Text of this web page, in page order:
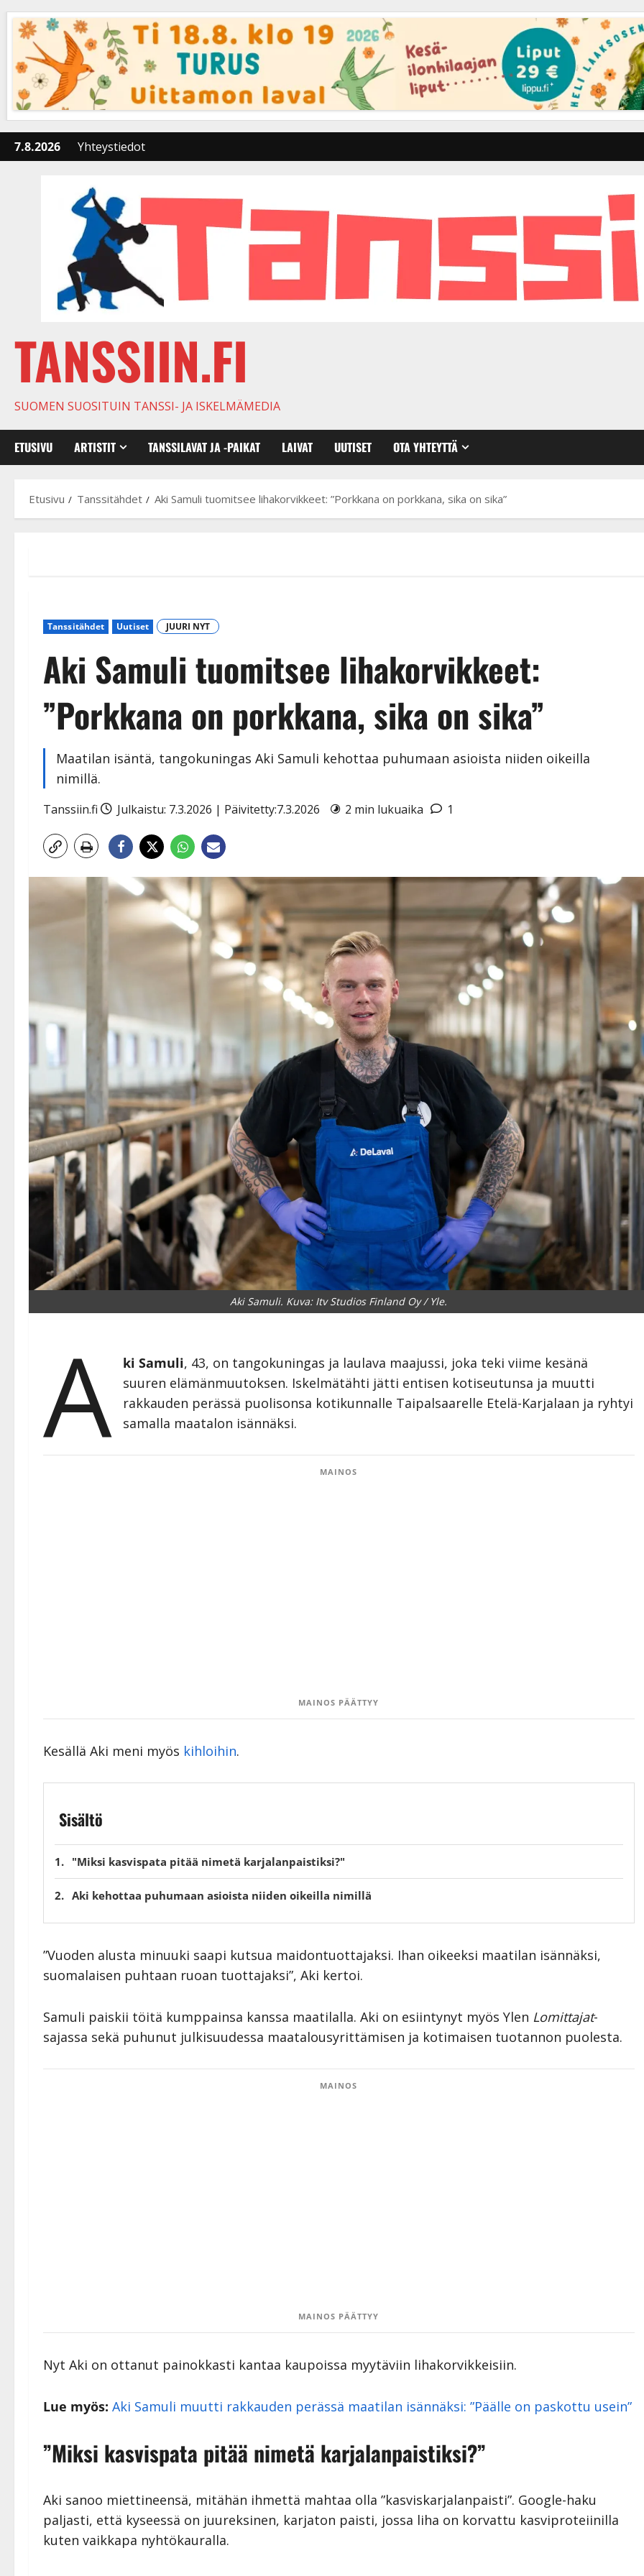
content
7.8.2026 Yhteystiedot
TANSSIIN.FI
SUOMEN SUOSITUIN TANSSI- JA ISKELMÄMEDIA
ETUSIVU ARTISTIT TANSSILAVAT JA -PAIKAT LAIVAT UUTISET OTA YHTEYTTÄ
Etusivu Tanssitähdet Aki Samuli tuomitsee lihakorvikkeet: ”Porkkana on porkkana, sika on sika”
Tanssitähdet Uutiset JUURI NYT
Aki Samuli tuomitsee lihakorvikkeet:
”Porkkana on porkkana, sika on sika”
Maatilan isäntä, tangokuningas Aki Samuli kehottaa puhumaan asioista niiden oikeilla
nimillä.
Tanssiin.fi Julkaistu: 7.3.2026 | Päivitetty:7.3.2026 2 min lukuaika 1
Aki Samuli. Kuva: Itv Studios Finland Oy / Yle.
A ki Samuli, 43, on tangokuningas ja laulava maajussi, joka teki viime kesänä
suuren elämänmuutoksen. Iskelmätähti jätti entisen kotiseutunsa ja muutti
rakkauden perässä puolisonsa kotikunnalle Taipalsaarelle Etelä-Karjalaan ja ryhtyi
samalla maatalon isännäksi.
MAINOS
MAINOS PÄÄTTYY
Kesällä Aki meni myös kihloihin.
Sisältö
"Miksi kasvispata pitää nimetä karjalanpaistiksi?"
Aki kehottaa puhumaan asioista niiden oikeilla nimillä
”Vuoden alusta minuuki saapi kutsua maidontuottajaksi. Ihan oikeeksi maatilan isännäksi,
suomalaisen puhtaan ruoan tuottajaksi”, Aki kertoi.
Samuli paiskii töitä kumppainsa kanssa maatilalla. Aki on esiintynyt myös Ylen Lomittajat-
sajassa sekä puhunut julkisuudessa maatalousyrittämisen ja kotimaisen tuotannon puolesta.
MAINOS
MAINOS PÄÄTTYY
Nyt Aki on ottanut painokkasti kantaa kaupoissa myytäviin lihakorvikkeisiin.
Lue myös: Aki Samuli muutti rakkauden perässä maatilan isännäksi: ”Päälle on paskottu usein”
”Miksi kasvispata pitää nimetä karjalanpaistiksi?”
Aki sanoo miettineensä, mitähän ihmettä mahtaa olla ”kasviskarjalanpaisti”. Google-haku
paljasti, että kyseessä on juureksinen, karjaton paisti, jossa liha on korvattu kasviproteiinilla
kuten vaikkapa nyhtökauralla.